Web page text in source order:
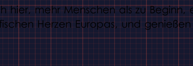
mehr Menschen als zu Beginn,
Herzen Europas, und